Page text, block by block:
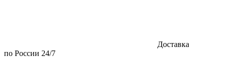
Доставка
по России 24/7